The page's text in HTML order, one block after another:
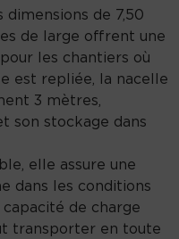
dimensions de 7,50
de large offrent une
les chantiers où
est repliée, la nacelle
3 mètres,
son stockage dans
elle assure une
dans les conditions
de charge
transporter en toute